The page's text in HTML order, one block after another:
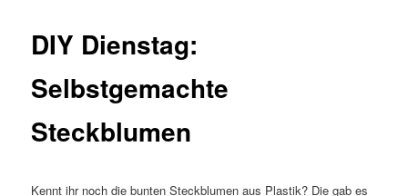
DIY Dienstag:
Selbstgemachte
Steckblumen
Kennt ihr noch die bunten Steckblumen aus Plastik? Die gab es